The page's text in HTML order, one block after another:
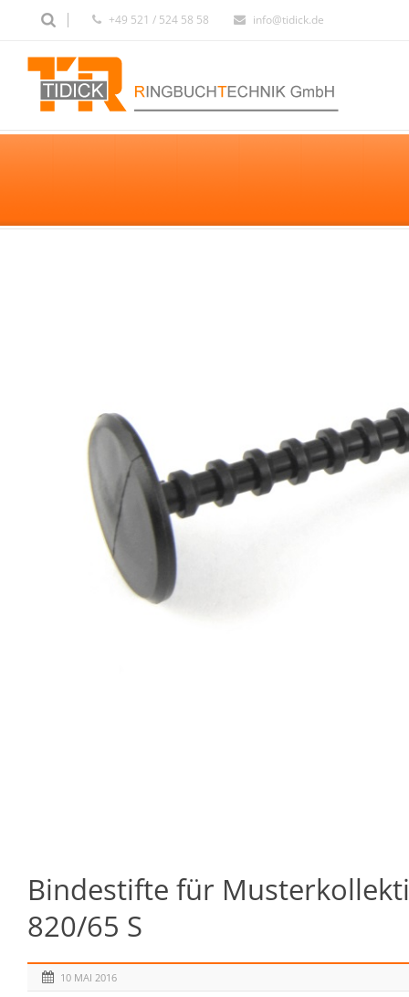
+49 521 / 524 58 58 info@tidick.de
Bindestifte für
820/65 S
10 MAI 2016